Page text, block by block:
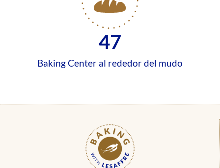
Baking Center al rededor del mudo
47